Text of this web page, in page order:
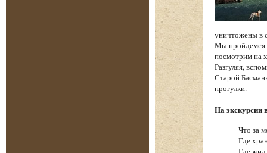
уничтожены в
Мы пройдемся
посмотрим на
Разгуляя,
Старой
прогулки.
На экскурсии
Что за
Где